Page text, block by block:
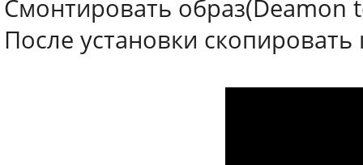
Смонтировать образ(Deamon
После установки скопировать